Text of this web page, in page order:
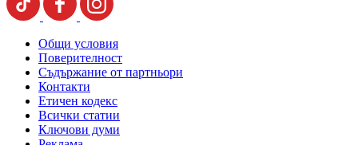
Общи условия
Поверителност
Съдържание от партньори
Контакти
Етичен кодекс
Всички статии
Ключови думи